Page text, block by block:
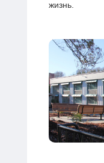
жизнь.